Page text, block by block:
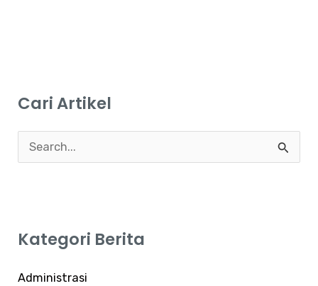
Cari Artikel
u
Kategori Berita
Administrasi